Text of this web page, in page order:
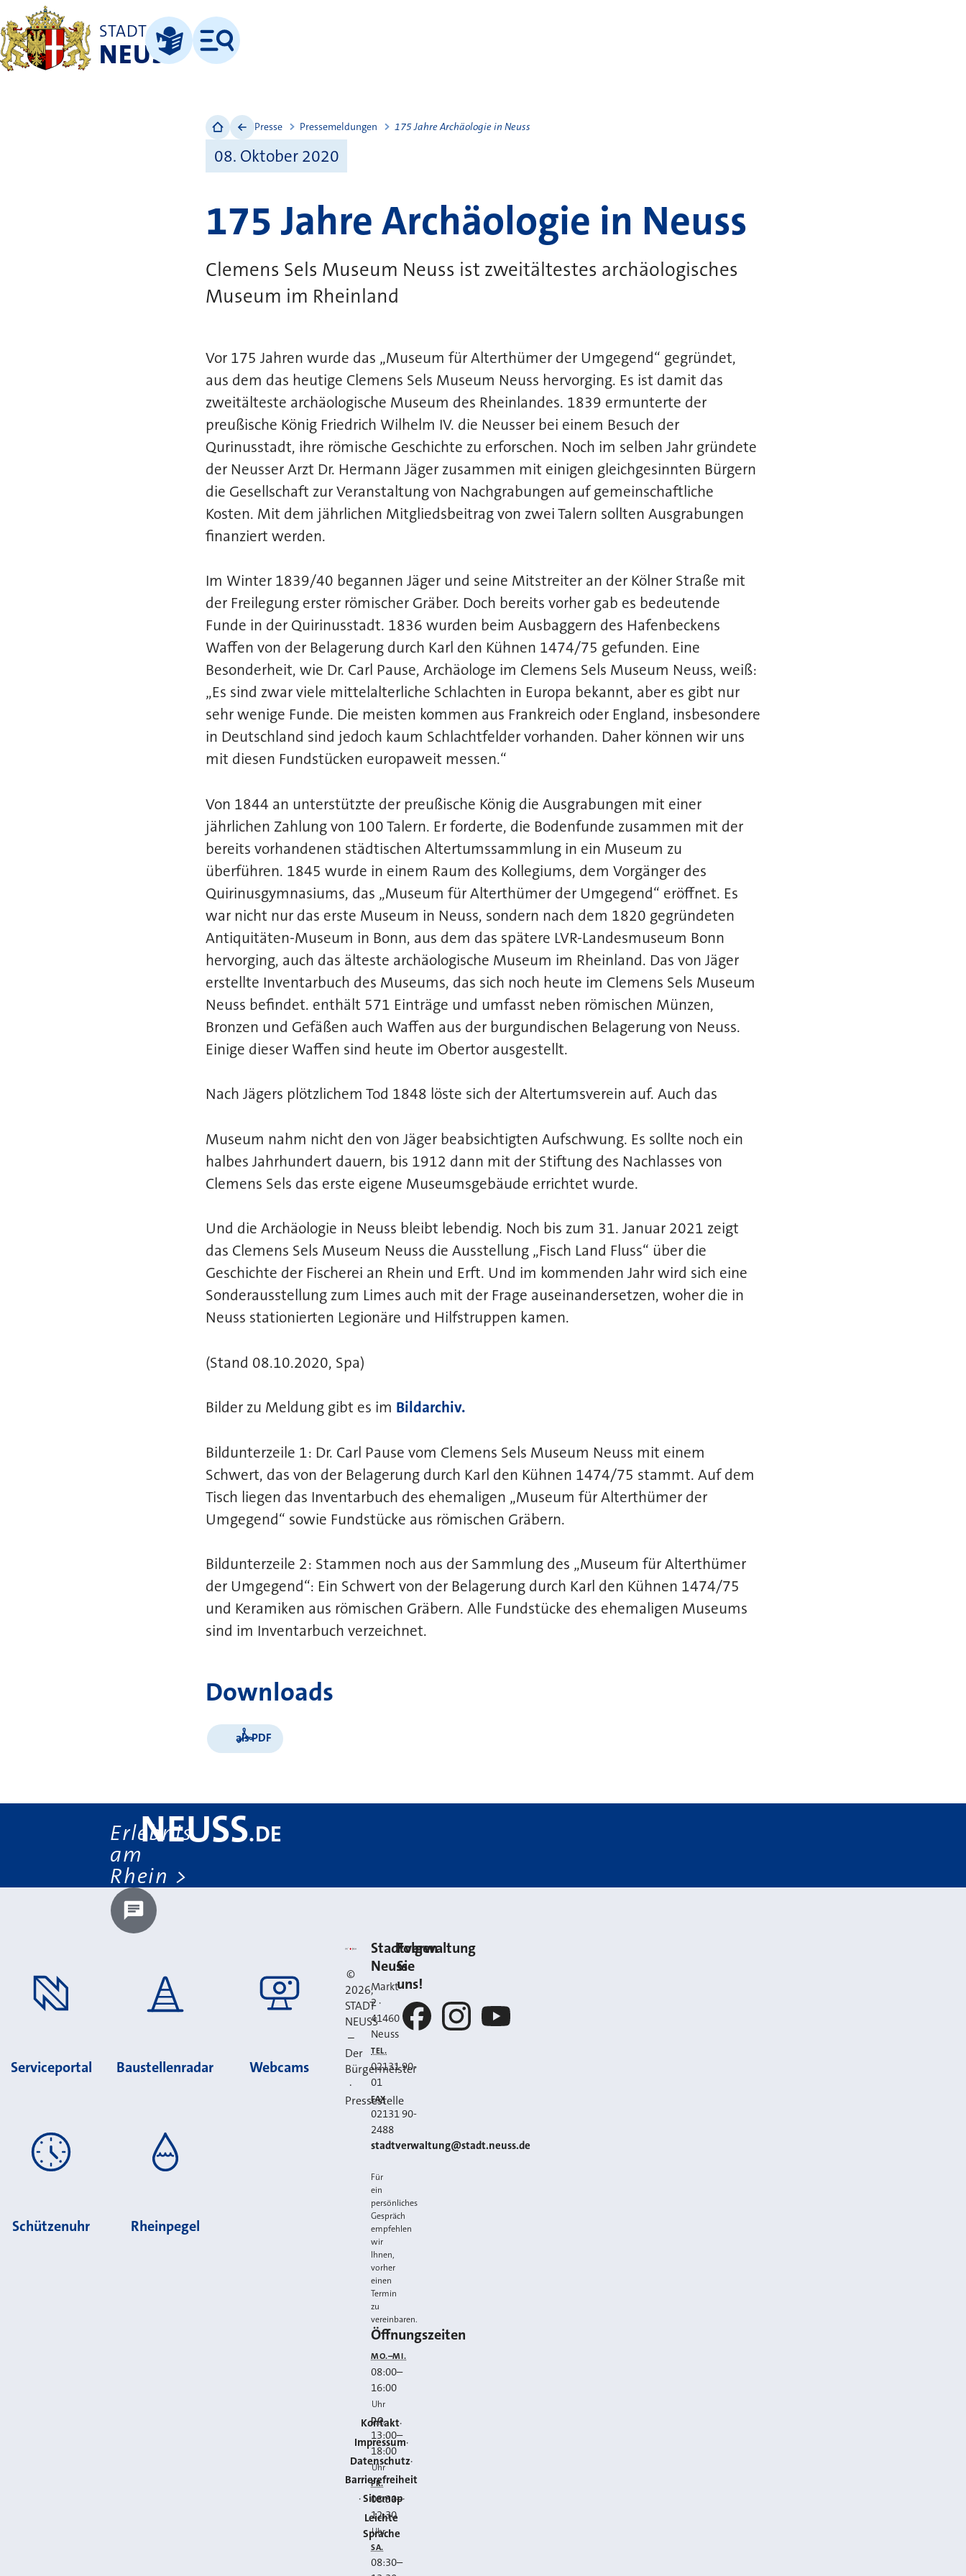
STADT
NEUSSLeichte Sprache
Menü
Presse Pressemeldungen 175 Jahre Archäologie in Neuss
08. Oktober 2020
175 Jahre Archäologie in Neuss
Clemens Sels Museum Neuss ist zweitältestes archäologisches
Museum im Rheinland
Vor 175 Jahren wurde das „Museum für Alterthümer der Umgegend“ gegründet,
aus dem das heutige Clemens Sels Museum Neuss hervorging. Es ist damit das
zweitälteste archäologische Museum des Rheinlandes. 1839 ermunterte der
preußische König Friedrich Wilhelm IV. die Neusser bei einem Besuch der
Qurinusstadt, ihre römische Geschichte zu erforschen. Noch im selben Jahr gründete
der Neusser Arzt Dr. Hermann Jäger zusammen mit einigen gleichgesinnten Bürgern
die Gesellschaft zur Veranstaltung von Nachgrabungen auf gemeinschaftliche
Kosten. Mit dem jährlichen Mitgliedsbeitrag von zwei Talern sollten Ausgrabungen
finanziert werden.
Im Winter 1839/40 begannen Jäger und seine Mitstreiter an der Kölner Straße mit
der Freilegung erster römischer Gräber. Doch bereits vorher gab es bedeutende
Funde in der Quirinusstadt. 1836 wurden beim Ausbaggern des Hafenbeckens
Waffen von der Belagerung durch Karl den Kühnen 1474/75 gefunden. Eine
Besonderheit, wie Dr. Carl Pause, Archäologe im Clemens Sels Museum Neuss, weiß:
„Es sind zwar viele mittelalterliche Schlachten in Europa bekannt, aber es gibt nur
sehr wenige Funde. Die meisten kommen aus Frankreich oder England, insbesondere
in Deutschland sind jedoch kaum Schlachtfelder vorhanden. Daher können wir uns
mit diesen Fundstücken europaweit messen.“
Von 1844 an unterstützte der preußische König die Ausgrabungen mit einer
jährlichen Zahlung von 100 Talern. Er forderte, die Bodenfunde zusammen mit der
bereits vorhandenen städtischen Altertumssammlung in ein Museum zu
überführen. 1845 wurde in einem Raum des Kollegiums, dem Vorgänger des
Quirinusgymnasiums, das „Museum für Alterthümer der Umgegend“ eröffnet. Es
war nicht nur das erste Museum in Neuss, sondern nach dem 1820 gegründeten
Antiquitäten-Museum in Bonn, aus dem das spätere LVR-Landesmuseum Bonn
hervorging, auch das älteste archäologische Museum im Rheinland. Das von Jäger
erstellte Inventarbuch des Museums, das sich noch heute im Clemens Sels Museum
Neuss befindet. enthält 571 Einträge und umfasst neben römischen Münzen,
Bronzen und Gefäßen auch Waffen aus der burgundischen Belagerung von Neuss.
Einige dieser Waffen sind heute im Obertor ausgestellt.
Nach Jägers plötzlichem Tod 1848 löste sich der Altertumsverein auf. Auch das
Museum nahm nicht den von Jäger beabsichtigten Aufschwung. Es sollte noch ein
halbes Jahrhundert dauern, bis 1912 dann mit der Stiftung des Nachlasses von
Clemens Sels das erste eigene Museumsgebäude errichtet wurde.
Und die Archäologie in Neuss bleibt lebendig. Noch bis zum 31. Januar 2021 zeigt
das Clemens Sels Museum Neuss die Ausstellung „Fisch Land Fluss“ über die
Geschichte der Fischerei an Rhein und Erft. Und im kommenden Jahr wird sich eine
Sonderausstellung zum Limes auch mit der Frage auseinandersetzen, woher die in
Neuss stationierten Legionäre und Hilfstruppen kamen.
(Stand 08.10.2020, Spa)
Bilder zu Meldung gibt es im Bildarchiv.
Bildunterzeile 1: Dr. Carl Pause vom Clemens Sels Museum Neuss mit einem
Schwert, das von der Belagerung durch Karl den Kühnen 1474/75 stammt. Auf dem
Tisch liegen das Inventarbuch des ehemaligen „Museum für Alterthümer der
Umgegend“ sowie Fundstücke aus römischen Gräbern.
Bildunterzeile 2: Stammen noch aus der Sammlung des „Museum für Alterthümer
der Umgegend“: Ein Schwert von der Belagerung durch Karl den Kühnen 1474/75
und Keramiken aus römischen Gräbern. Alle Fundstücke des ehemaligen Museums
sind im Inventarbuch verzeichnet.
Downloads
als PDF
Erlebnis
am
Rhein
NEUSS.DE
Chatbot laden?
Serviceportal Baustellenradar Webcams
Schützenuhr Rheinpegel
Stadt Neuss
©
2026,
STADT
NEUSS
–
Der
Bürgermeister
·
Pressestelle
Kontakt
Impressum
Datenschutz
Barrierefreiheit
Sitemap
Leichte
Sprache
Kontakt
Stadtverwaltung
Neuss
Markt
2 ·
41460
Neuss
TEL.
02131 90-
01
FAX
02131 90-
2488
E-MAIL
stadtverwaltung@stadt.neuss.de
Für
ein
persönliches
Gespräch
empfehlen
wir
Ihnen,
vorher
einen
Termin
zu
vereinbaren.
Öffnungszeiten
MO.–MI.
08:00–
16:00
Uhr
DO.
13:00–
18:00
Uhr
FR.
08:30–
12:30
Uhr
SA.
08:30–
Folgen
Sie
uns!